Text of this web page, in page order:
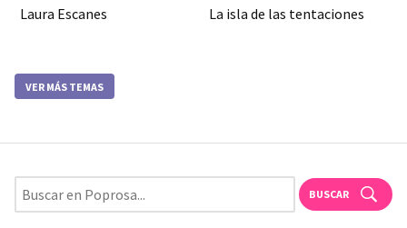
Laura Escanes La isla de las tentaciones
VER MÁS TEMAS
BUSCAR